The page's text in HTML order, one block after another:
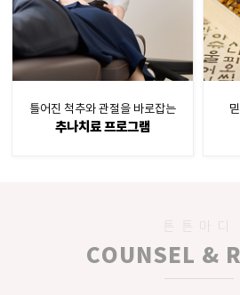
틀어진 척추와 관절을 바로잡는
추나치료 프로그램
튼튼마디
COUNSEL &